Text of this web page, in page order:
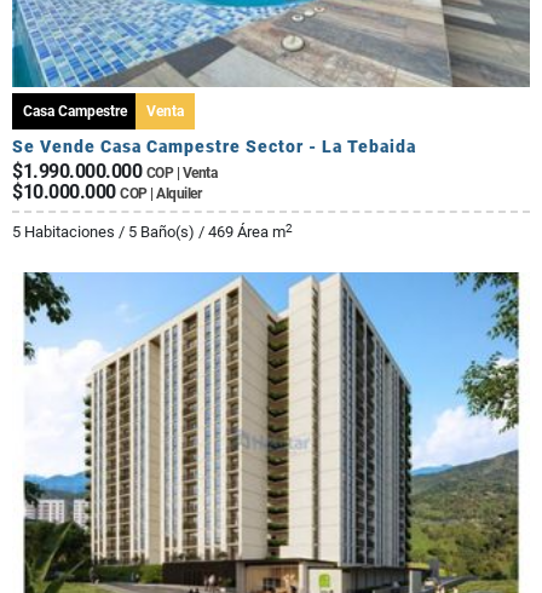
Casa Campestre Venta
Se Vende Casa Campestre Sector - La Tebaida
$1.990.000.000 COP | Venta
$10.000.000 COP | Alquiler
5 Habitaciones / 5 Baño(s) / 469 Área m2